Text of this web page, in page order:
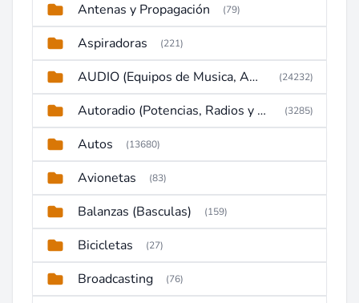
Antenas y Propagación (79)
Aspiradoras (221)
AUDIO (Equipos de Musica, Amplificadores, Reproductores, Etc) (24232)
Autoradio (Potencias, Radios y DVD) (3285)
Autos (13680)
Avionetas (83)
Balanzas (Basculas) (159)
Bicicletas (27)
Broadcasting (76)